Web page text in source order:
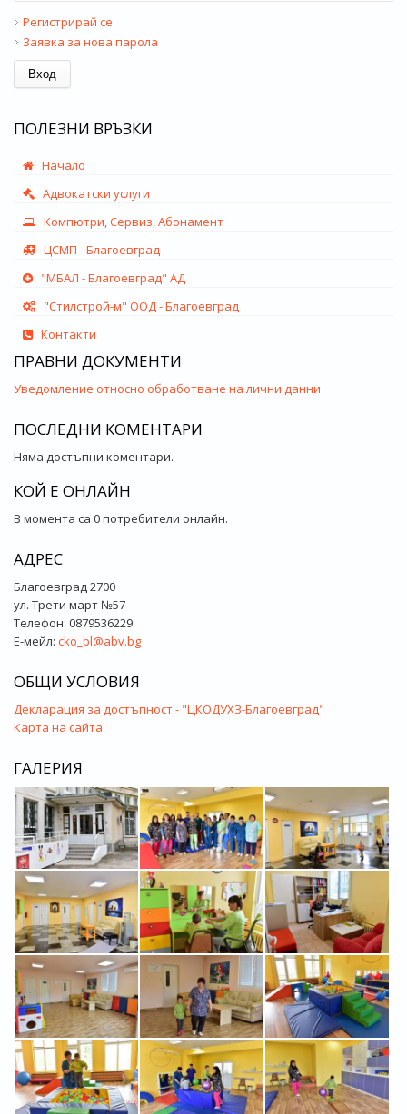
Регистрирай се
Заявка за нова парола
ПОЛЕЗНИ ВРЪЗКИ
Начало
Адвокатски услуги
Компютри, Сервиз, Абонамент
ЦСМП - Благоевград
"МБАЛ - Благоевград" АД
"Стилстрой-м" ООД - Благоевград
Контакти
ПРАВНИ ДОКУМЕНТИ
Уведомление относно обработване на лични данни
ПОСЛЕДНИ КОМЕНТАРИ
Няма достъпни коментари.
КОЙ Е ОНЛАЙН
В момента са 0 потребители онлайн.
АДРЕС
Благоевград 2700
ул. Трети март №57
Телефон: 0879536229
Е-мейл: cko_bl@abv.bg
ОБЩИ УСЛОВИЯ
Декларация за достъпност - "ЦКОДУХЗ-Благоевград"
Карта на сайта
ГАЛЕРИЯ